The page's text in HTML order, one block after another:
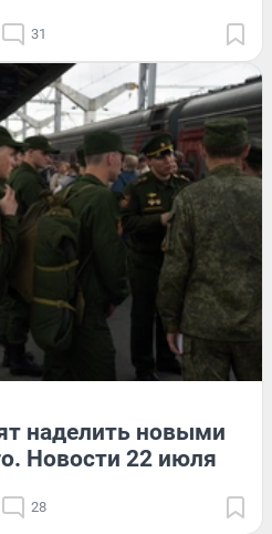
31
наделить новыми
Новости 22 июля
28